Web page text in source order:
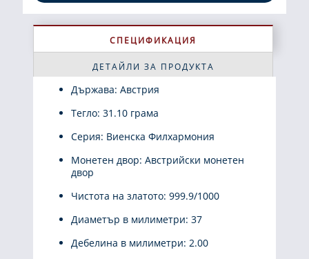
СПЕЦИФИКАЦИЯ
ДЕТАЙЛИ ЗА ПРОДУКТА
Държава: Австрия
Тегло: 31.10 грама
Серия: Виенска Филхармония
Монетен двор: Австрийски монетен
двор
Чистота на златото: 999.9/1000
Диаметър в милиметри: 37
Дебелина в милиметри: 2.00